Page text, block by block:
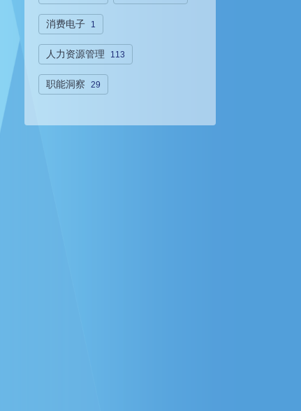
消费电子 1
人力资源管理 113
职能洞察 29